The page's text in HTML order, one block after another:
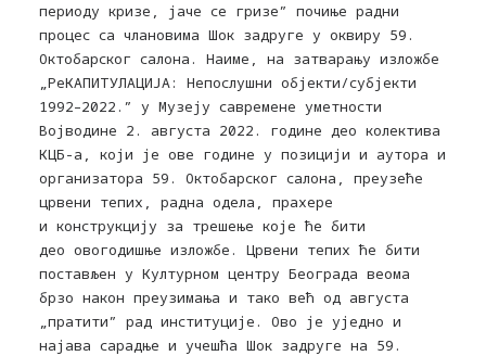
периоду кризе , јаче се гризе” почиње радни
процес са члановима Шок задруге у оквиру 59.
Октобарског салона. Наиме, на затварању изложбе
„РеКАПИТУЛАЦИЈА: Непослушни објекти/субјекти
1992–2022.” у Музеју савремене уметности
Војводине 2. августа 2022. године део колектива
КЦБ-а, који је ове године у позицији и аутора и
организатора 59. Октобарског салона, преузеће
црвени тепих, радна одела, прахере
и конструкцију за трешење које ће бити
део овогодишње изложбе. Црвени тепих ће бити
постављен у Културном центру Београда веома
брзо након преузимања и тако већ од августа
„пратити” рад институције. Ово је уједно и
најава сарадње и учешћа Шок задруге на 59.